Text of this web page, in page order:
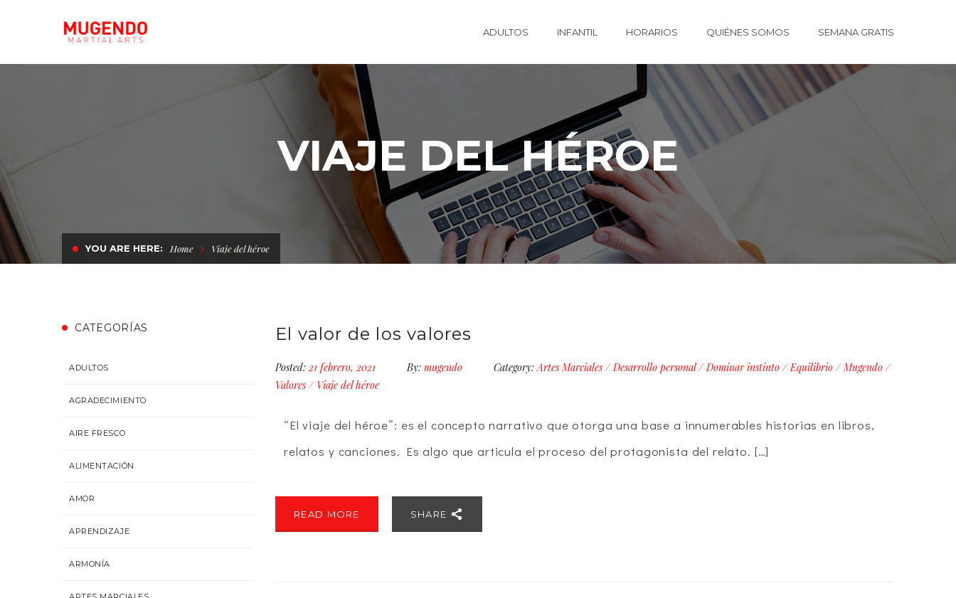
ADULTOS INFANTIL HORARIOS QUIÉNES SOMOS SEMANA GRATIS
VIAJE DEL HÉROE
YOU ARE HERE: Home Viaje del héroe
CATEGORÍAS
ADULTOS
AGRADECIMIENTO
AIRE FRESCO
ALIMENTACIÓN
AMOR
APRENDIZAJE
ARMONÍA
El valor de los valores
Posted: 21 febrero, 2021 By: mugendo Category: Artes Marciales/Desarrollo personal/Dominar instinto/Equilibrio/Mugendo/
Valores/ Viaje del héroe
“El viaje del héroe”: es el concepto narrativo que otorga una base a innumerables historias en libros,
relatos y canciones. Es algo que articula el proceso del protagonista del relato. […]
READ MORE SHARE